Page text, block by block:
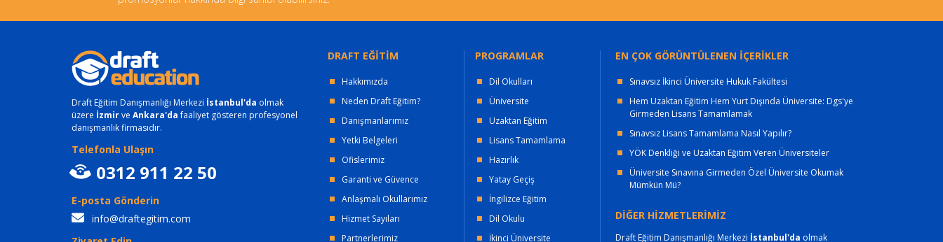
Draft Eğitim Danışmanlığı Merkezi İstanbul'da olmak
üzere İzmirve Ankara'dafaaliyet gösteren profesyonel
danışmanlık firmasıdır.
Telefonla Ulaşın
0312 911 22 50
E-posta Gönderin
info@draftegitim.com
DRAFT EĞİTİM
Hakkımızda
Neden Draft Eğitim?
Danışmanlarımız
Yetki Belgeleri
Ofislerimiz
Garanti ve Güvence
Anlaşmalı Okullarımız
Hizmet Sayıları
Partnerlerimiz
PROGRAMLAR
Dil Okulları
Üniversite
Uzaktan Eğitim
Lisans Tamamlama
Hazırlık
Yatay Geçiş
İngilizce Eğitim
Dil Okulu
İkinci Üniversite
EN ÇOK GÖRÜNTÜLENEN İÇERİKLER
Sınavsız İkinci Üniversite Hukuk Fakültesi
Hem Uzaktan Eğitim Hem Yurt Dışında Üniversite: Dgs'ye
Girmeden Lisans Tamamlamak
Sınavsız Lisans Tamamlama Nasıl Yapılır?
YÖK Denkliği ve Uzaktan Eğitim Veren Üniversiteler
Üniversite Sınavına Girmeden Özel Üniversite Okumak
Mümkün Mü?
DİĞER HİZMETLERİMİZ
Draft Eğitim Danışmanlığı Merkezi İstanbul'da olmak